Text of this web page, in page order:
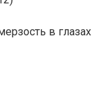
в глазах